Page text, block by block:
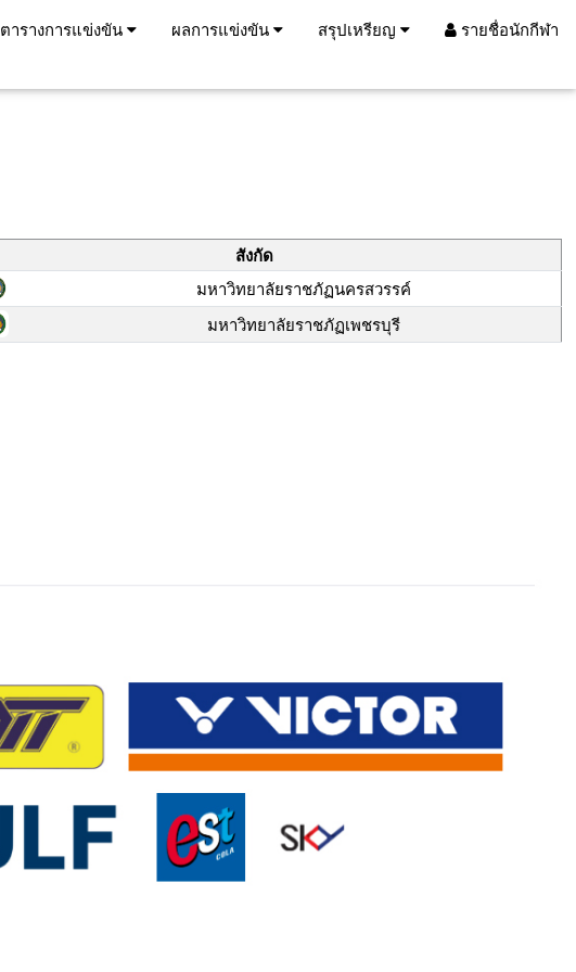
ตารางการแข่งขัน ผลการแข่งขัน สรุปเหรียญ รายชื่อนักกีฬา
สังกัด
มหาวิทยาลัยราชภัฏนครสวรรค์
มหาวิทยาลัยราชภัฏเพชรบุรี